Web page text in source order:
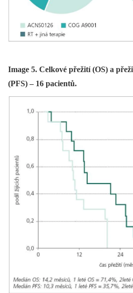
Image 5. Celkové přežití (OS) a
(PFS) – 16 pacientů.